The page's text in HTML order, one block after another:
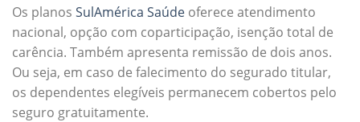
Os planos SulAmérica Saúde oferece atendimento
nacional, opção com coparticipação, isenção total de
carência. Também apresenta remissão de dois anos.
Ou seja, em caso de falecimento do segurado titular,
os dependentes elegíveis permanecem cobertos pelo
seguro gratuitamente.